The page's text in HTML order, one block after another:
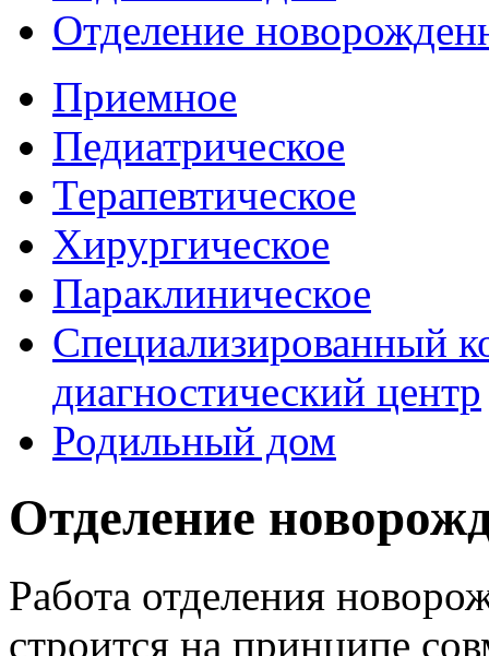
Отделение
Приемное
Педиатрическое
Терапевтическое
Хирургическое
Параклиническое
Специализированный
диагностический центр
Родильный дом
Отделение
Работа отделения
строится на принципе